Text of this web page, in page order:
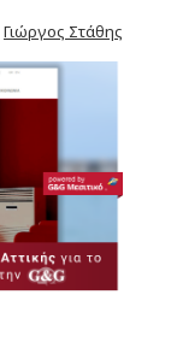
Γιώργος Στάθης